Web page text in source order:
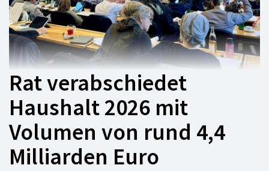
Rat verabschiedet
Haushalt 2026 mit
Volumen von rund 4,4
Milliarden Euro